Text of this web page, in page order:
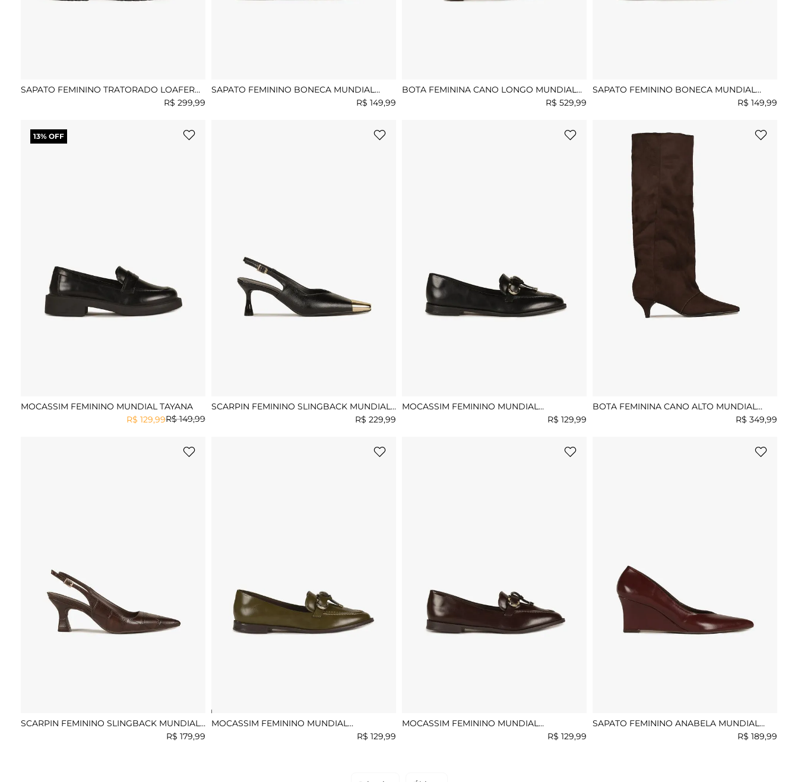
SAPATO FEMININO TRATORADO LOAFER
R$ 299,99
SAPATO FEMININO BONECA MUNDIAL
R$ 149,99
BOTA FEMININA CANO LONGO MUNDIAL
R$ 529,99
SAPATO FEMININO BONECA MUNDIAL
R$ 149,99
13% OFF
MOCASSIM FEMININO MUNDIAL TAYANA
R$ 149,99
R$ 129,99
SCARPIN FEMININO SLINGBACK MUNDIAL
R$ 229,99
MOCASSIM FEMININO MUNDIAL
R$ 129,99
BOTA FEMININA CANO ALTO MUNDIAL
R$ 349,99
SCARPIN FEMININO SLINGBACK MUNDIAL
R$ 179,99
MOCASSIM FEMININO MUNDIAL
R$ 129,99
MOCASSIM FEMININO MUNDIAL
R$ 129,99
SAPATO FEMININO ANABELA MUNDIAL
R$ 189,99